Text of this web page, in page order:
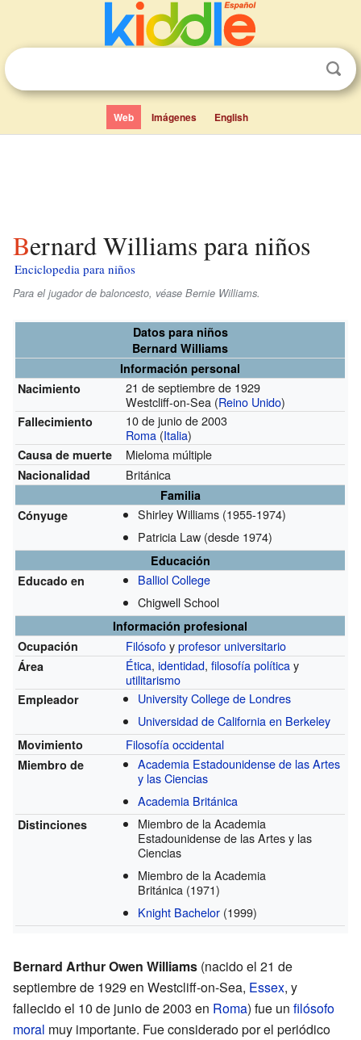
Web Imágenes English
Bernard Williams para niños
Enciclopedia para niños
Para el jugador de baloncesto, véase Bernie Williams.
Datos para niños
Bernard Williams
Información personal
Nacimiento
21 de septiembre de 1929
Westcliff-on-Sea (Reino Unido)
Fallecimiento
10 de junio de 2003
Roma (Italia)
Causa de muerte Mieloma múltiple
Nacionalidad Británica
Familia
Cónyuge
Shirley Williams (1955-1974)
Patricia Law (desde 1974)
Educación
Educado en
Balliol College
Chigwell School
Información profesional
Ocupación
Filósofoyprofesor universitario
Área Ética,identidad,filosofía políticay
utilitarismo
Empleador
University College de Londres
Universidad de California en Berkeley
Movimiento Filosofía occidental
Miembro de
Academia Estadounidense de las Artes
y las Ciencias
Academia Británica
Distinciones
Miembro de la Academia
Estadounidense de las Artes y las
Ciencias
Miembro de la Academia
Británica (1971)
Knight Bachelor (1999)
Bernard Arthur Owen Williams (nacido el 21 de
septiembre de 1929 en Westcliff-on-Sea, Essex, y
fallecido el 10 de junio de 2003 en Roma) fue un filósofo
moral muy importante. Fue considerado por el periódico